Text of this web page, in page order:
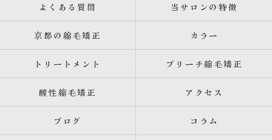
よくある質問 当サロンの特徴
京都の縮毛矯正 カラー
トリートメント ブリーチ縮毛矯正
酸性縮毛矯正 アクセス
ブログ コラム